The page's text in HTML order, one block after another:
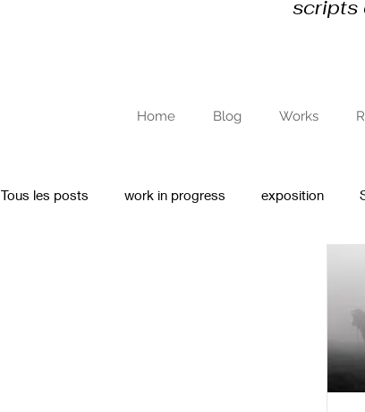
scripts
Home Blog Works
Tous les posts work in progress exposition